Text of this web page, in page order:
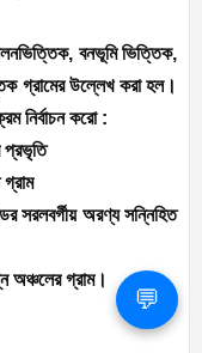
, বনভূমি ভিত্তিক,
গ্রামের উল্লেখ করা হল।
নির্বাচন করো :
প্রভৃতি
সরলবর্গীয় অরণ্য সন্নিহিত
অঞ্চলের গ্রাম।
💬